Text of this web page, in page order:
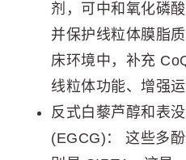
剂，可中和氧化磷
并保护线粒体膜脂
床环境中，补充
线粒体功能、增强
反式白藜芦醇和表
(EGCG)： 这些多